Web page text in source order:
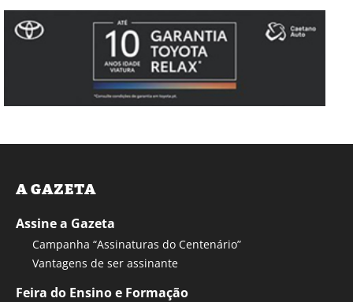
A GAZETA
Assine a Gazeta
Campanha “Assinaturas do Centenário”
Vantagens de ser assinante
Feira do Ensino e Formação